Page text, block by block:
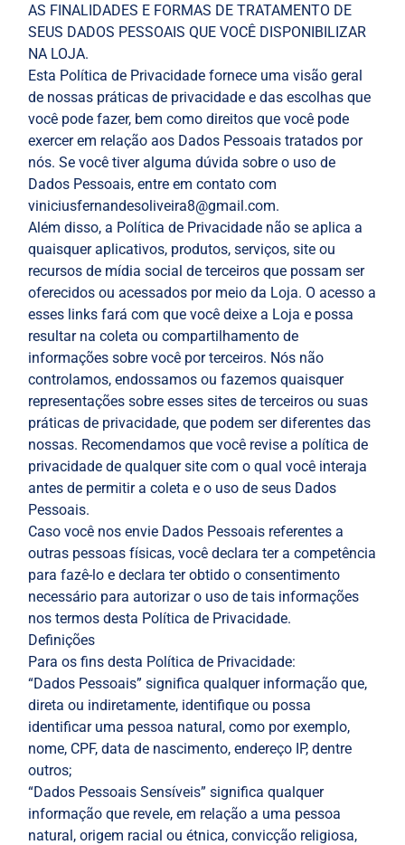
AS FINALIDADES E FORMAS DE TRATAMENTO DE
SEUS DADOS PESSOAIS QUE VOCÊ DISPONIBILIZAR
NA LOJA.
Esta Política de Privacidade fornece uma visão geral
de nossas práticas de privacidade e das escolhas que
você pode fazer, bem como direitos que você pode
exercer em relação aos Dados Pessoais tratados por
nós. Se você tiver alguma dúvida sobre o uso de
Dados Pessoais, entre em contato com
viniciusfernandesoliveira8@gmail.com.
Além disso, a Política de Privacidade não se aplica a
quaisquer aplicativos, produtos, serviços, site ou
recursos de mídia social de terceiros que possam ser
oferecidos ou acessados por meio da Loja. O acesso a
esses links fará com que você deixe a Loja e possa
resultar na coleta ou compartilhamento de
informações sobre você por terceiros. Nós não
controlamos, endossamos ou fazemos quaisquer
representações sobre esses sites de terceiros ou suas
práticas de privacidade, que podem ser diferentes das
nossas. Recomendamos que você revise a política de
privacidade de qualquer site com o qual você interaja
antes de permitir a coleta e o uso de seus Dados
Pessoais.
Caso você nos envie Dados Pessoais referentes a
outras pessoas físicas, você declara ter a competência
para fazê-lo e declara ter obtido o consentimento
necessário para autorizar o uso de tais informações
nos termos desta Política de Privacidade.
Definições
Para os fins desta Política de Privacidade:
“Dados Pessoais” significa qualquer informação que,
direta ou indiretamente, identifique ou possa
identificar uma pessoa natural, como por exemplo,
nome, CPF, data de nascimento, endereço IP, dentre
outros;
“Dados Pessoais Sensíveis” significa qualquer
informação que revele, em relação a uma pessoa
natural, origem racial ou étnica, convicção religiosa,